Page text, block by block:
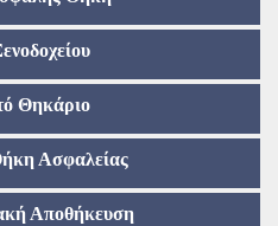
Θηκάριο
Ασφαλείας
Αποθήκευση